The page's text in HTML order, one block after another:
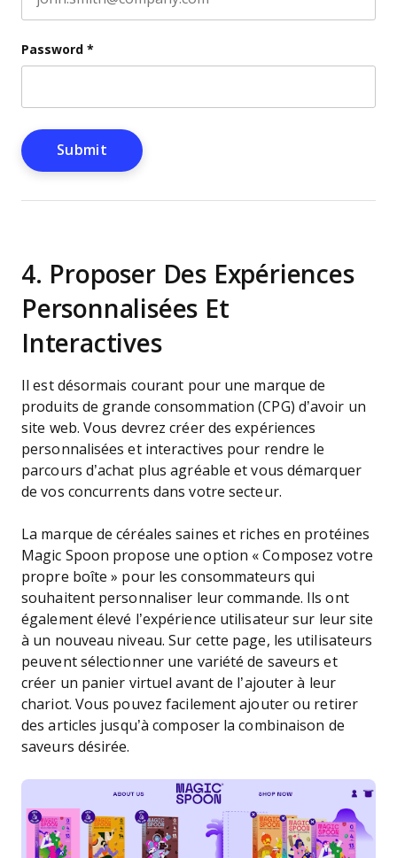
Password *
4. Proposer Des Expériences
Personnalisées Et
Interactives
Il est désormais courant pour une marque de
produits de grande consommation (CPG) d’avoir un
site web. Vous devrez créer des expériences
personnalisées et interactives pour rendre le
parcours d’achat plus agréable et vous démarquer
de vos concurrents dans votre secteur.
La marque de céréales saines et riches en protéines
Magic Spoon propose une option « Composez votre
propre boîte » pour les consommateurs qui
souhaitent personnaliser leur commande. Ils ont
également élevé l’expérience utilisateur sur leur site
à un nouveau niveau. Sur cette page, les utilisateurs
peuvent sélectionner une variété de saveurs et
créer un panier virtuel avant de l’ajouter à leur
chariot. Vous pouvez facilement ajouter ou retirer
des articles jusqu’à composer la combinaison de
saveurs désirée.